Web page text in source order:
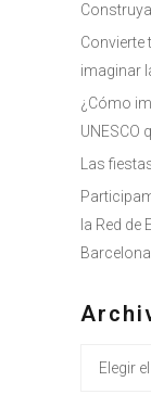
Convierte
imaginar
¿Cómo
UNESCO
Las
la Red de
Barcelona